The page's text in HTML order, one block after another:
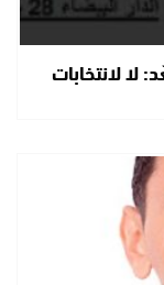
لا لانتخابات